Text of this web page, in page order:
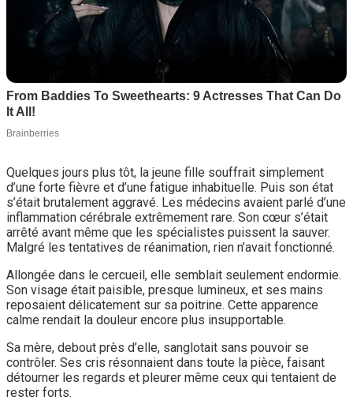
Quelques jours plus tôt, la jeune fille souffrait simplement
d’une forte fièvre et d’une fatigue inhabituelle. Puis son état
s’était brutalement aggravé. Les médecins avaient parlé d’une
inflammation cérébrale extrêmement rare. Son cœur s’était
arrêté avant même que les spécialistes puissent la sauver.
Malgré les tentatives de réanimation, rien n’avait fonctionné.
Allongée dans le cercueil, elle semblait seulement endormie.
Son visage était paisible, presque lumineux, et ses mains
reposaient délicatement sur sa poitrine. Cette apparence
calme rendait la douleur encore plus insupportable.
Sa mère, debout près d’elle, sanglotait sans pouvoir se
contrôler. Ses cris résonnaient dans toute la pièce, faisant
détourner les regards et pleurer même ceux qui tentaient de
rester forts.